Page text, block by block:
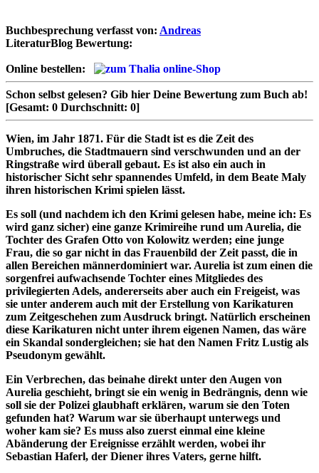
Buchbesprechung verfasst von: Andreas
LiteraturBlog Bewertung:
Online bestellen:
Schon selbst gelesen? Gib hier Deine Bewertung zum Buch ab!
[Gesamt: 0 Durchschnitt: 0]
Wien, im Jahr 1871. Für die Stadt ist es die Zeit des
Umbruches, die Stadtmauern sind verschwunden und an der
Ringstraße wird überall gebaut. Es ist also ein auch in
historischer Sicht sehr spannendes Umfeld, in dem Beate Maly
ihren historischen Krimi spielen lässt.
Es soll (und nachdem ich den Krimi gelesen habe, meine ich: Es
wird ganz sicher) eine ganze Krimireihe rund um Aurelia, die
Tochter des Grafen Otto von Kolowitz werden; eine junge
Frau, die so gar nicht in das Frauenbild der Zeit passt, die in
allen Bereichen männerdominiert war. Aurelia ist zum einen die
sorgenfrei aufwachsende Tochter eines Mitgliedes des
privilegierten Adels, andererseits aber auch ein Freigeist, was
sie unter anderem auch mit der Erstellung von Karikaturen
zum Zeitgeschehen zum Ausdruck bringt. Natürlich erscheinen
diese Karikaturen nicht unter ihrem eigenen Namen, das wäre
ein Skandal sondergleichen; sie hat den Namen Fritz Lustig als
Pseudonym gewählt.
Ein Verbrechen, das beinahe direkt unter den Augen von
Aurelia geschieht, bringt sie ein wenig in Bedrängnis, denn wie
soll sie der Polizei glaubhaft erklären, warum sie den Toten
gefunden hat? Warum war sie überhaupt unterwegs und
woher kam sie? Es muss also zuerst einmal eine kleine
Abänderung der Ereignisse erzählt werden, wobei ihr
Sebastian Haferl, der Diener ihres Vaters, gerne hilft.